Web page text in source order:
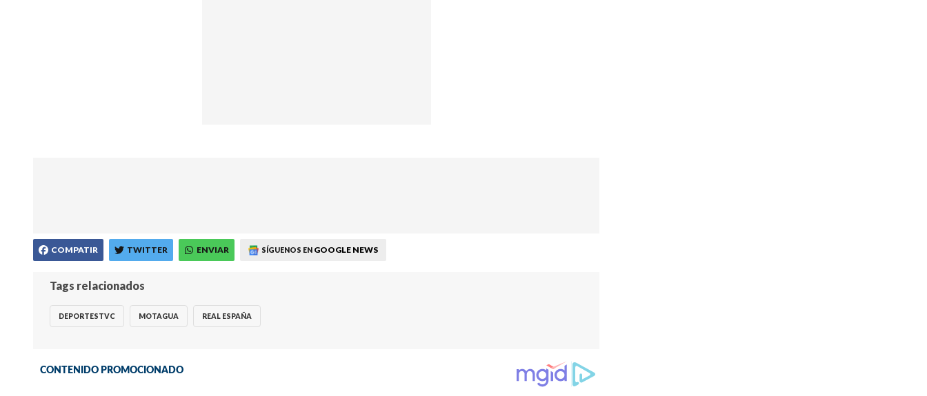
COMPATIR TWITTER ENVIAR SÍGUENOS EN GOOGLE NEWS
Tags relacionados
DEPORTESTVC MOTAGUA REAL ESPAÑA